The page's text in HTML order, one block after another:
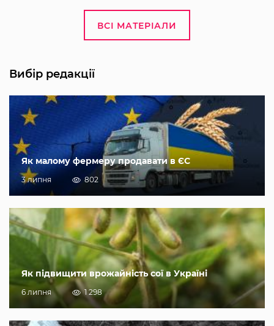
ВСІ МАТЕРІАЛИ
Вибір редакції
Як малому фермеру продавати в ЄС
3 липня 802
Як підвищити врожайність сої в Україні
6 липня 1 298